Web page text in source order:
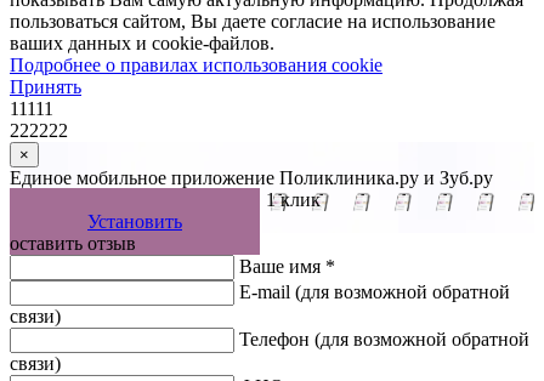
пользоваться сайтом, Вы даете согласие на использование
ваших данных и cookie-файлов.
Подробнее о правилах использования cookie
Принять
11111
222222
×
Единое мобильное приложение Поликлиника.ру и Зуб.ру
Управляйте записью к врачу в 1 клик
Установить
оставить отзыв
Ваше имя *
E-mail (для возможной обратной
связи)
Телефон (для возможной обратной
связи)